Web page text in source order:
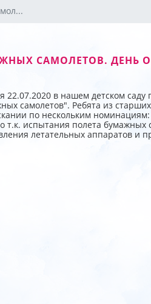
САМОЛЕТОВ. ДЕНЬ
22.07.2020 в нашем детском
самолетов". Ребята из
по нескольким
т.к. испытания полета бумажных
летательных аппаратов и